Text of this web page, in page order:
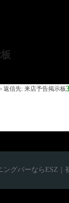
› 返信先: 来店予告掲示板
グバーならESZ｜